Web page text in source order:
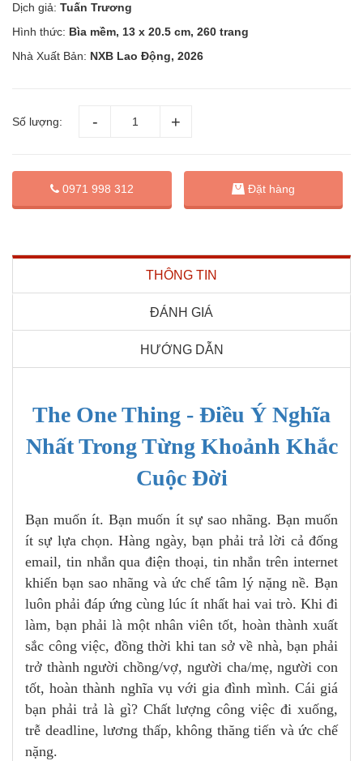
Dịch giả: Tuấn Trương
Hình thức: Bìa mềm, 13 x 20.5 cm, 260 trang
Nhà Xuất Bản: NXB Lao Động, 2026
Số lượng:
0971 998 312 Đặt hàng
THÔNG TIN
ĐÁNH GIÁ
HƯỚNG DẪN
The One Thing - Điều Ý Nghĩa
Nhất Trong Từng Khoảnh Khắc
Cuộc Đời
Bạn muốn ít. Bạn muốn ít sự sao nhãng. Bạn muốn
ít sự lựa chọn. Hàng ngày, bạn phải trả lời cả đống
email, tin nhắn qua điện thoại, tin nhắn trên internet
khiến bạn sao nhãng và ức chế tâm lý nặng nề. Bạn
luôn phải đáp ứng cùng lúc ít nhất hai vai trò. Khi đi
làm, bạn phải là một nhân viên tốt, hoàn thành xuất
sắc công việc, đồng thời khi tan sở về nhà, bạn phải
trở thành người chồng/vợ, người cha/mẹ, người con
tốt, hoàn thành nghĩa vụ với gia đình mình. Cái giá
bạn phải trả là gì? Chất lượng công việc đi xuống,
trễ deadline, lương thấp, không thăng tiến và ức chế
nặng.